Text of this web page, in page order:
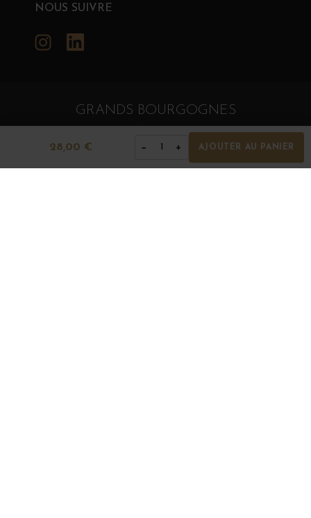
28,00 € − 1 + AJOUTER AU PANIER
NOUS SUIVRE
Instagram
GRANDS BOURGOGNES